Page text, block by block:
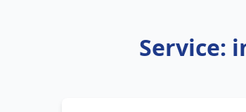
Service: